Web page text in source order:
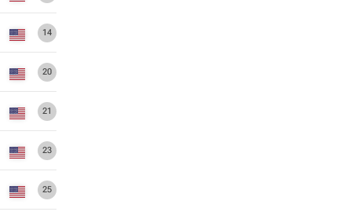
14
20
21
23
25